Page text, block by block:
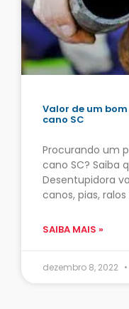
Valor de um
cano SC
Procurando um
cano SC? Saiba
Desentupidora
canos, pias,
SAIBA MAIS »
dezembro 8, 2022